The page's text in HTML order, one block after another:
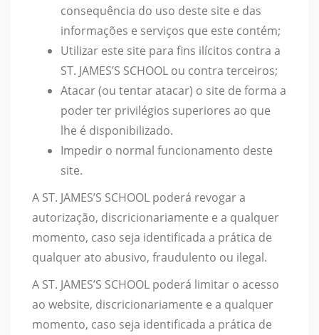
consequência do uso deste site e das
informações e serviços que este contém;
Utilizar este site para fins ilícitos contra a
ST. JAMES’S SCHOOL ou contra terceiros;
Atacar (ou tentar atacar) o site de forma a
poder ter privilégios superiores ao que
lhe é disponibilizado.
Impedir o normal funcionamento deste
site.
A ST. JAMES’S SCHOOL poderá revogar a
autorização, discricionariamente e a qualquer
momento, caso seja identificada a prática de
qualquer ato abusivo, fraudulento ou ilegal.
A ST. JAMES’S SCHOOL poderá limitar o acesso
ao website, discricionariamente e a qualquer
momento, caso seja identificada a prática de